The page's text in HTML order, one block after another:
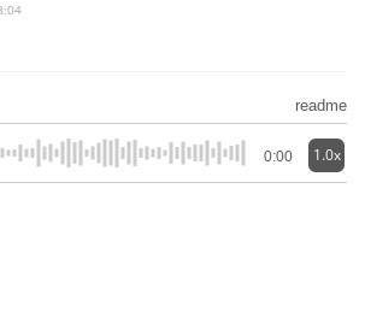
readme
0:00 1.0x